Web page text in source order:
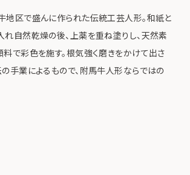
地区で盛んに作られた伝統工芸人形。和紙と
自然乾燥の後、上薬を重ね塗りし、天然素
で彩色を施す。根気強く磨きをかけて出さ
手業によるもので、附馬牛人形ならではの